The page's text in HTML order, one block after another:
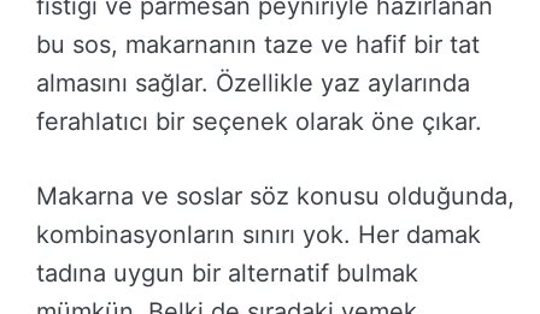
bu sos, makarnanın taze ve hafif bir tat
almasını sağlar. Özellikle yaz aylarında
ferahlatıcı bir seçenek olarak öne çıkar.
Makarna ve soslar söz konusu olduğunda,
kombinasyonların sınırı yok. Her damak
tadına uygun bir alternatif bulmak